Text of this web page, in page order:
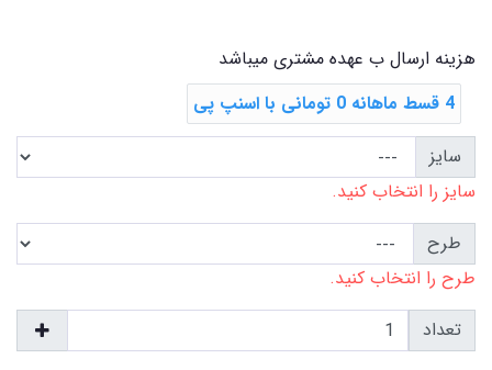
هزینه ارسال ب عهده مشتری میباشد
4 قسط ماهانه 0 تومانی با اسنپ ‌پی
سایز
سایز را انتخاب کنید.
طرح
طرح را انتخاب کنید.
تعداد